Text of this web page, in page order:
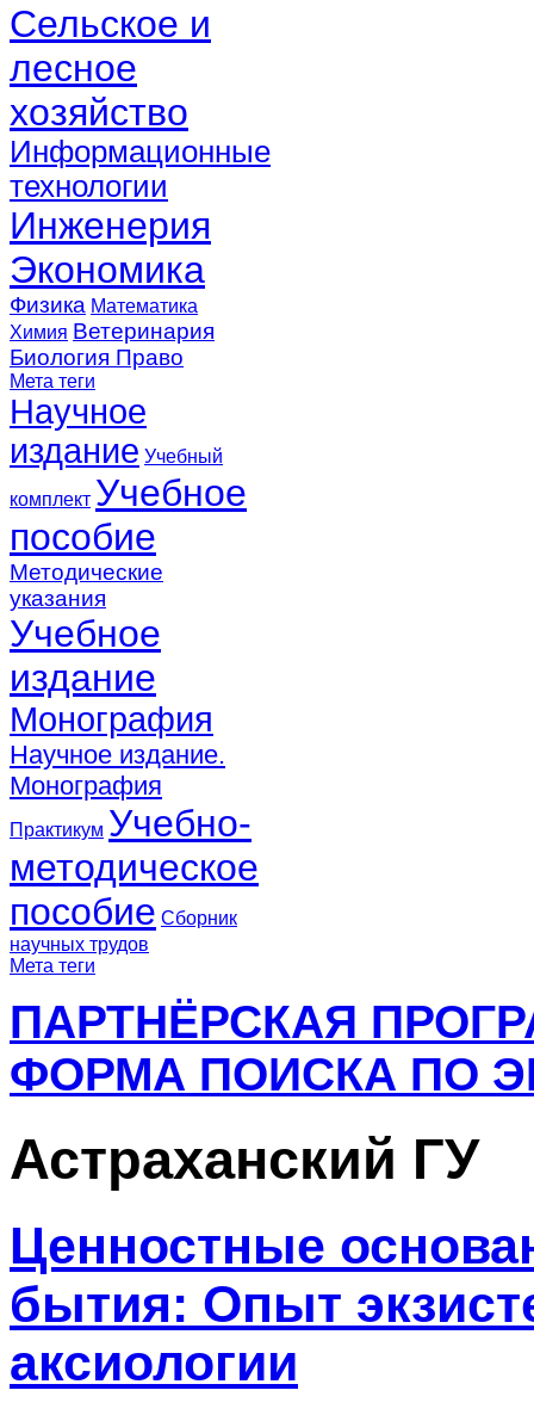
Сельское и
лесное
хозяйство
Информационные
технологии
Инженерия
Экономика
Физика Математика
Химия Ветеринария
Биология Право
Мета теги
Научное
издание Учебный
комплект Учебное
пособие
Методические
указания
Учебное
издание
Монография
Научное издание.
Монография
Практикум Учебно-
методическое
пособие Сборник
научных трудов
Мета теги
ПАРТНЁРСКАЯ
ФОРМА ПОИСКА ПО
Астраханский ГУ
Ценностные
бытия: Опыт
аксиологии